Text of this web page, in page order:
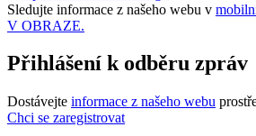
Sledujte informace z našeho webu v
V OBRAZE.
Přihlášení k odběru zpráv
Dostávejte informace z našeho webu
Chci se zaregistrovat